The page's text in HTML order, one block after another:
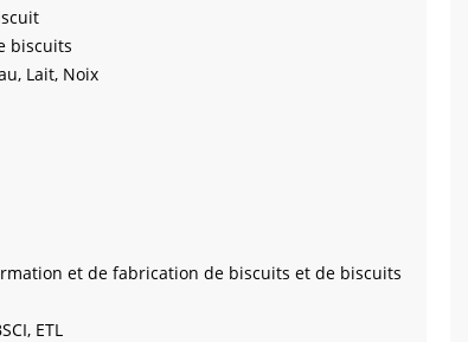
biscuits
Lait, Noix
et de fabrication de biscuits et de biscuits
ETL